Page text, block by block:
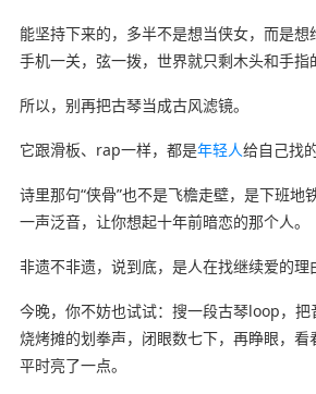
能坚持下来的，多半不是想当侠女，而是
手机一关，弦一拨，世界就只剩木头和手指
所以，别再把古琴当成古风滤镜。
它跟滑板、rap一样，都是年轻人给自己找
诗里那句“侠骨”也不是飞檐走壁，是下班地
一声泛音，让你想起十年前暗恋的那个人。
非遗不非遗，说到底，是人在找继续爱的理
今晚，你不妨也试试：搜一段古琴loop，
烧烤摊的划拳声，闭眼数七下，再睁眼，
平时亮了一点。